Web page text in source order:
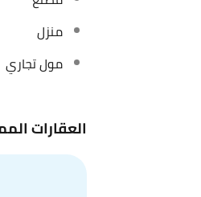
منزل
مول تجاري
العقارات